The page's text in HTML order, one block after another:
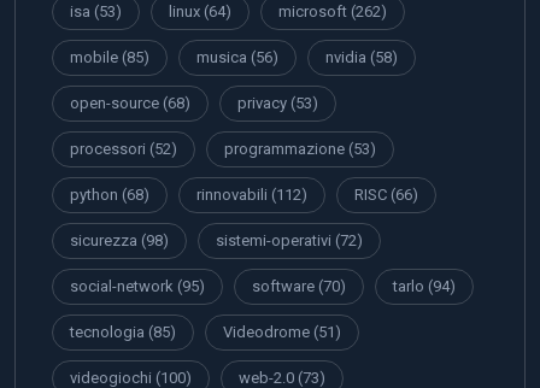
isa (53) linux (64) microsoft (262)
mobile (85) musica (56) nvidia (58)
open-source (68) privacy (53)
processori (52) programmazione (53)
python (68) rinnovabili (112) RISC (66)
sicurezza (98) sistemi-operativi (72)
social-network (95) software (70) tarlo (94)
tecnologia (85) Videodrome (51)
videogiochi (100) web-2.0 (73)